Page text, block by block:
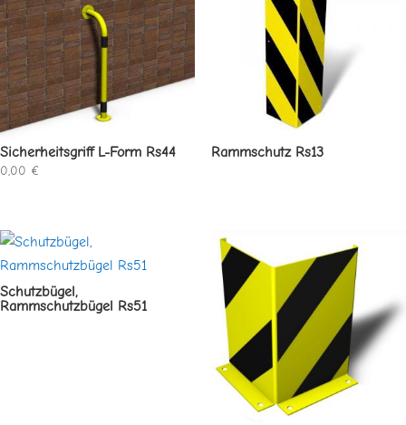
Sicherheitsgriff L-Form Rs44
0,00 €
Rammschutz Rs13
Schutzbügel,
Rammschutzbügel Rs51